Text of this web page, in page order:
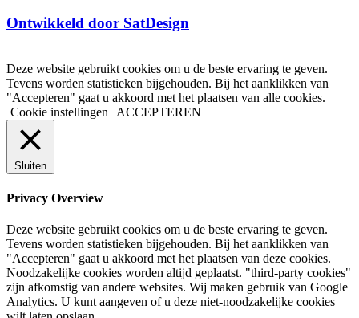
Ontwikkeld door SatDesign
Deze website gebruikt cookies om u de beste ervaring te geven.
Tevens worden statistieken bijgehouden. Bij het aanklikken van
"Accepteren" gaat u akkoord met het plaatsen van alle cookies.
Cookie instellingen
ACCEPTEREN
Sluiten
Privacy Overview
Deze website gebruikt cookies om u de beste ervaring te geven.
Tevens worden statistieken bijgehouden. Bij het aanklikken van
"Accepteren" gaat u akkoord met het plaatsen van deze cookies.
Noodzakelijke cookies worden altijd geplaatst. "third-party cookies"
zijn afkomstig van andere websites. Wij maken gebruik van Google
Analytics. U kunt aangeven of u deze niet-noodzakelijke cookies